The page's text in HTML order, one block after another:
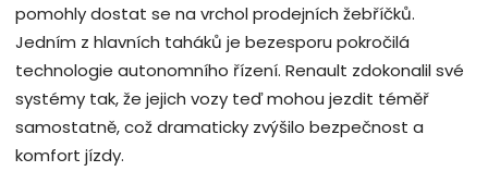
pomohly dostat se na vrchol prodejních žebříčků.
Jedním z hlavních taháků je bezesporu pokročilá
technologie autonomního řízení. Renault zdokonalil své
systémy tak, že jejich vozy teď mohou jezdit téměř
samostatně, což dramaticky zvýšilo bezpečnost a
komfort jízdy.